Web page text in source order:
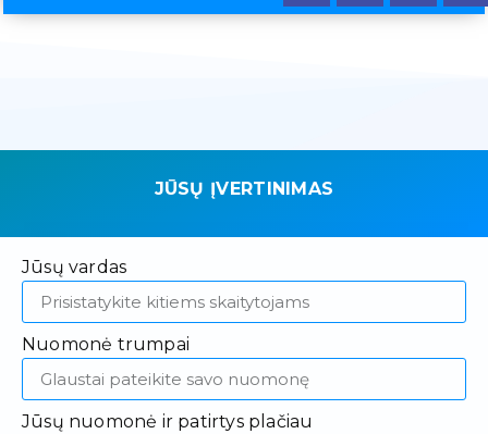
JŪSŲ ĮVERTINIMAS
Jūsų vardas
Nuomonė trumpai
Jūsų nuomonė ir patirtys plačiau